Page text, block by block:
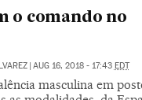
o comando no
AUG 16, 2018 - 17:43 EDT
masculina em